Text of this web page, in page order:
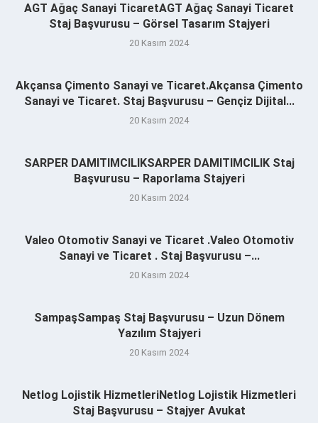
AGT Ağaç Sanayi TicaretAGT Ağaç Sanayi Ticaret
Staj Başvurusu – Görsel Tasarım Stajyeri
20 Kasım 2024
Akçansa Çimento Sanayi ve Ticaret.Akçansa Çimento
Sanayi ve Ticaret. Staj Başvurusu – Gençiz Dijital...
20 Kasım 2024
SARPER DAMITIMCILIKSARPER DAMITIMCILIK Staj
Başvurusu – Raporlama Stajyeri
20 Kasım 2024
Valeo Otomotiv Sanayi ve Ticaret .Valeo Otomotiv
Sanayi ve Ticaret . Staj Başvurusu –...
20 Kasım 2024
SampaşSampaş Staj Başvurusu – Uzun Dönem
Yazılım Stajyeri
20 Kasım 2024
Netlog Lojistik HizmetleriNetlog Lojistik Hizmetleri
Staj Başvurusu – Stajyer Avukat